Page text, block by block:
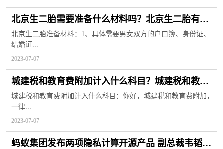
北京生二胎需要准备什么材料吗？北京生二胎有奖
励政策吗？
北京生二胎准备材料：1、具体需要男女双方的户口簿、身份证、
结婚证...
2023-07-07
城建税和教育费附加计入什么科目？城建税和教育
附加费怎么算？
城建税和教育费附加计入什么科目：你好，城建税和教育费附加，
一律...
2023-07-07
蚂蚁集团发布两项隐私计算开源产品 副总裁韦韬：